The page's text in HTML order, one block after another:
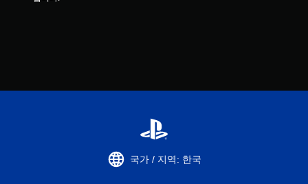
국가 / 지역: 한국